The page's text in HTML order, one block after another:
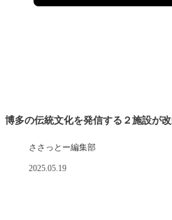
博多の伝統文化を発信する２施設が
ささっとー編集部
2025.05.19